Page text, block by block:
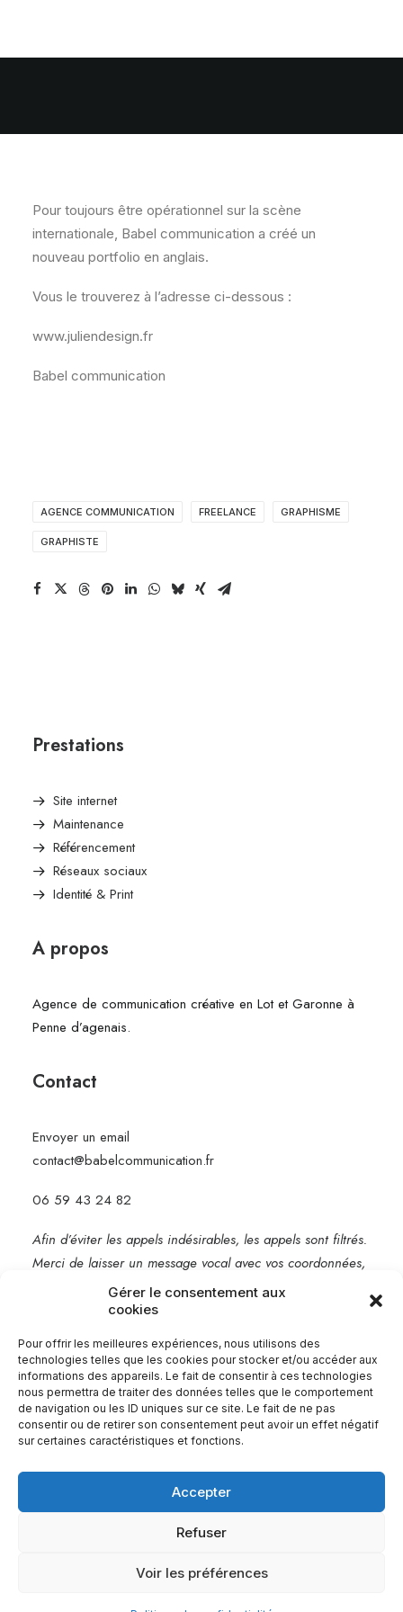
Gérer le consentement aux
cookies
Pour offrir les meilleures expériences, nous utilisons des
technologies telles que les cookies pour stocker et/ou accéder aux
informations des appareils. Le fait de consentir à ces technologies
nous permettra de traiter des données telles que le comportement
de navigation ou les ID uniques sur ce site. Le fait de ne pas
consentir ou de retirer son consentement peut avoir un effet négatif
sur certaines caractéristiques et fonctions.
Accepter
Refuser
Voir les préférences
Pour toujours être opérationnel sur la scène
internationale, Babel communication a créé un
nouveau portfolio en anglais.
Vous le trouverez à l’adresse ci-dessous :
www.juliendesign.fr
Babel communication
AGENCE COMMUNICATION FREELANCE GRAPHISME
GRAPHISTE
Prestations
Site internet
Maintenance
Référencement
Réseaux sociaux
Identité & Print
A propos
Agence de communication créative en Lot et Garonne à
Penne d’agenais.
Contact
Envoyer un email
contact@babelcommunication.fr
06 59 43 24 82
Afin d’éviter les appels indésirables, les appels sont filtrés.
Merci de laisser un message vocal avec vos coordonnées,
je vous rappelle rapidement.
Mentions légales
© 2026 Babel Communication.